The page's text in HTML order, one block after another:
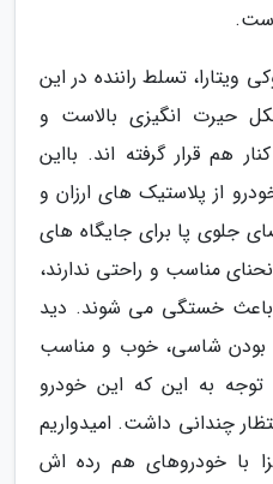
ویتارا، تسلط راننده در این
حیرت انگیزی بالاست و
هم قرار گرفته اند. بااین
از پلاستیک های ارزان و
جلوی پا برای جایگاه های
مناسب و راحتی ندارند،
باعث خستگی می شوند. دید
بودن شاسی، خوب و مناسب
به این که این خودرو
چندانی داشت. امیدواریم
با خودروهای هم رده اش